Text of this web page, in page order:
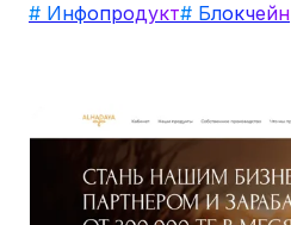
# Инфопродукт# Блокчейн